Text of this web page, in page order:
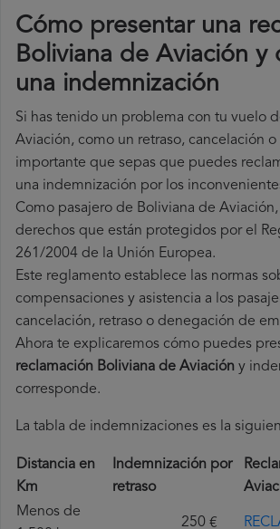
Cómo presentar una
Boliviana de Aviación y
una indemnización
Si has tenido un problema con tu vuelo
Aviación, como un retraso, cancelación
importante que sepas que puedes
una indemnización por los
Como pasajero de Boliviana de
derechos que están protegidos por el
261/2004 de la Unión Europea.
Este reglamento establece las normas
compensaciones y asistencia a los
cancelación, retraso o denegación de
Ahora te explicaremos cómo puedes
reclamación Boliviana de Aviación y
corresponde.
La tabla de indemnizaciones es la
Distancia en
Km
Indemnización por
retraso
Menos de
250 €